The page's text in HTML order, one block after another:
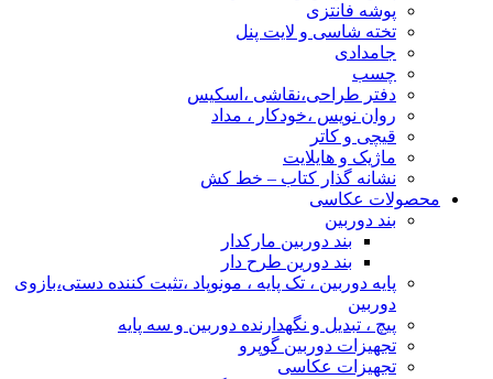
پوشه فانتزی
تخته شاسی و لایت پنل
جامدادی
چسب
دفتر طراحی،نقاشی ،اسکیس
روان نویس ،خودکار ، مداد
قیچی و کاتر
ماژیک و هایلایت
نشانه گذار کتاب – خط کش
محصولات عکاسی
بند دوربین
بند دوربین مارکدار
بند دورین طرح دار
پایه دوربین ، تک پایه ، مونوپاد ،تثیت کننده دستی،بازوی
دوربین
پیچ ، تبدیل و نگهدارنده دوربین و سه پایه
تجهیزات دوربین گوپرو
تجهیزات عکاسی